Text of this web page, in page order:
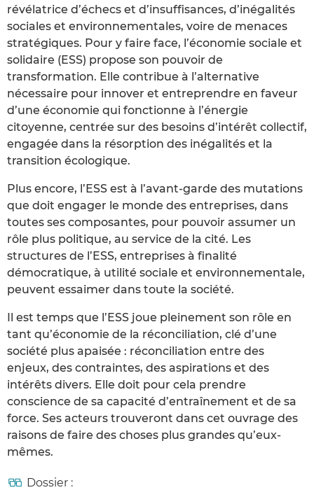
révélatrice d’échecs et d’insuffisances, d’inégalités
sociales et environnementales, voire de menaces
stratégiques. Pour y faire face, l’économie sociale et
solidaire (ESS) propose son pouvoir de
transformation. Elle contribue à l’alternative
nécessaire pour innover et entreprendre en faveur
d’une économie qui fonctionne à l’énergie
citoyenne, centrée sur des besoins d’intérêt collectif,
engagée dans la résorption des inégalités et la
transition écologique.
Plus encore, l’ESS est à l’avant-garde des mutations
que doit engager le monde des entreprises, dans
toutes ses composantes, pour pouvoir assumer un
rôle plus politique, au service de la cité. Les
structures de l’ESS, entreprises à finalité
démocratique, à utilité sociale et environnementale,
peuvent essaimer dans toute la société.
Il est temps que l’ESS joue pleinement son rôle en
tant qu’économie de la réconciliation, clé d’une
société plus apaisée : réconciliation entre des
enjeux, des contraintes, des aspirations et des
intérêts divers. Elle doit pour cela prendre
conscience de sa capacité d’entraînement et de sa
force. Ses acteurs trouveront dans cet ouvrage des
raisons de faire des choses plus grandes qu’eux-
mêmes.
Dossier :